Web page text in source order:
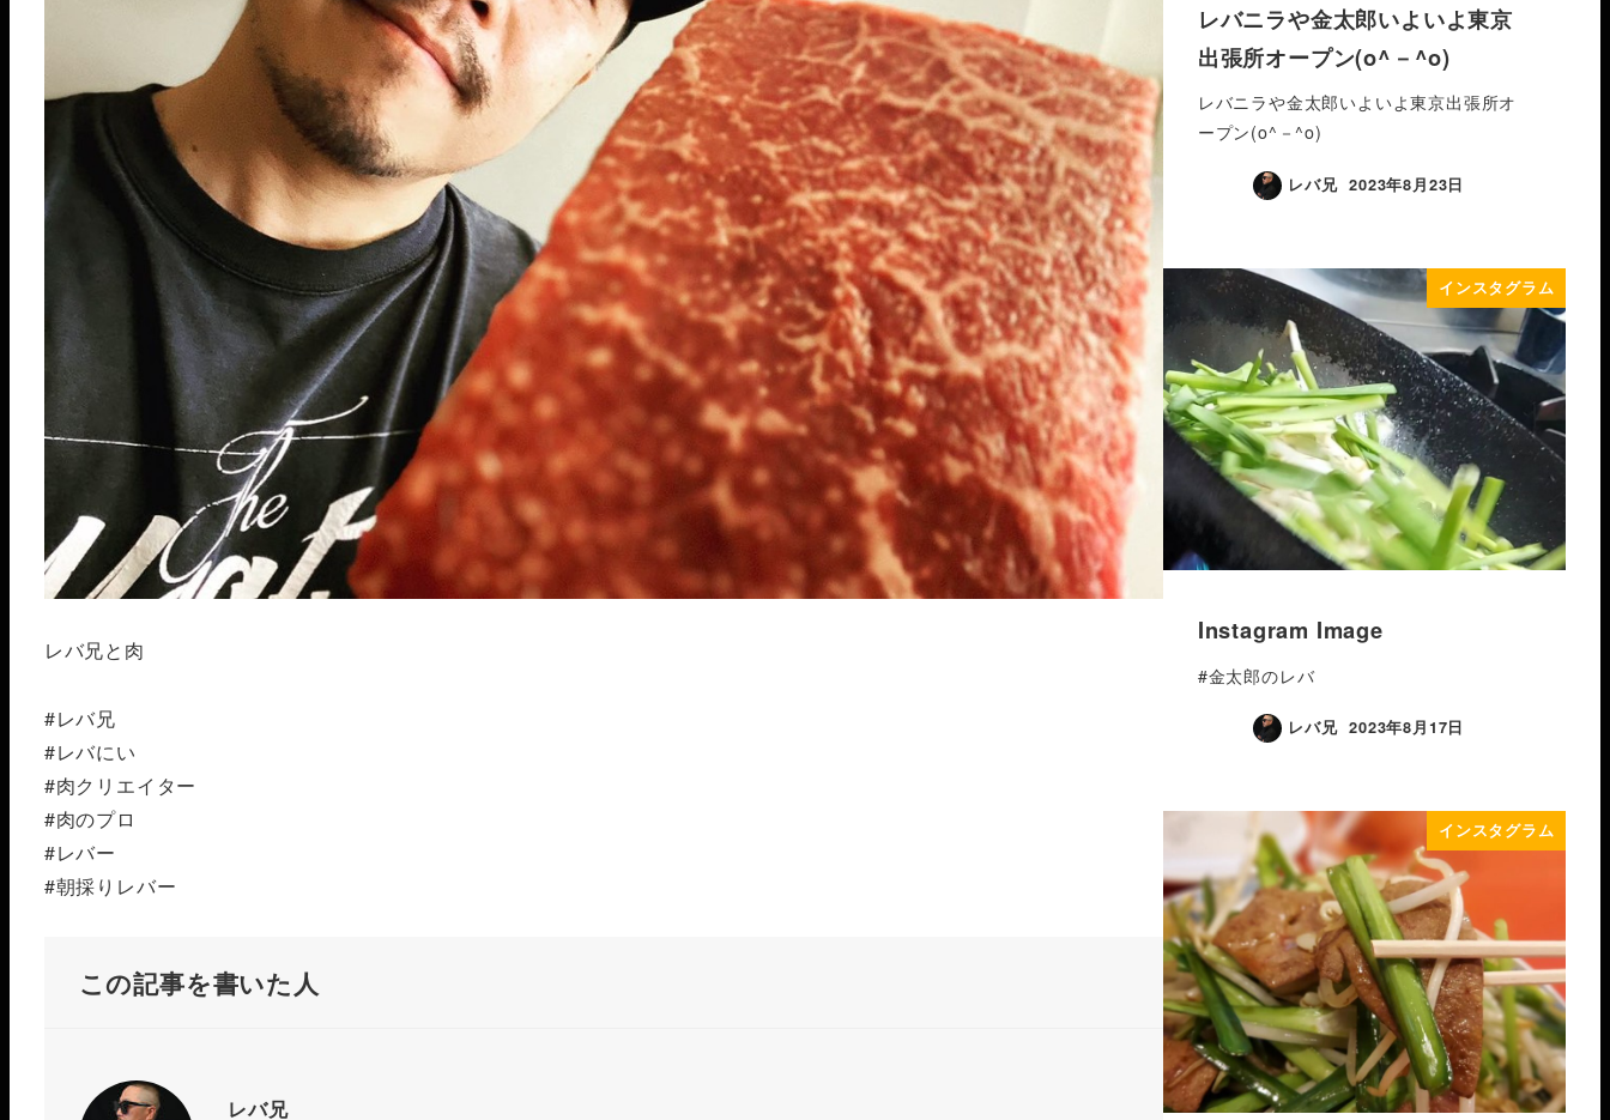
レバ兄と肉
#レバ兄
#レバにい
#肉クリエイター
#肉のプロ
#レバー
#朝採りレバー
この記事を書いた人
レバ兄
レバニラや金太郎いよいよ東京
出張所オープン(o^－^o)
レバニラや金太郎いよいよ東京出張所オ
ープン(o^－^o)
レバ兄 2023年8月23日
インスタグラム
Instagram Image
#金太郎のレバ
レバ兄 2023年8月17日
インスタグラム